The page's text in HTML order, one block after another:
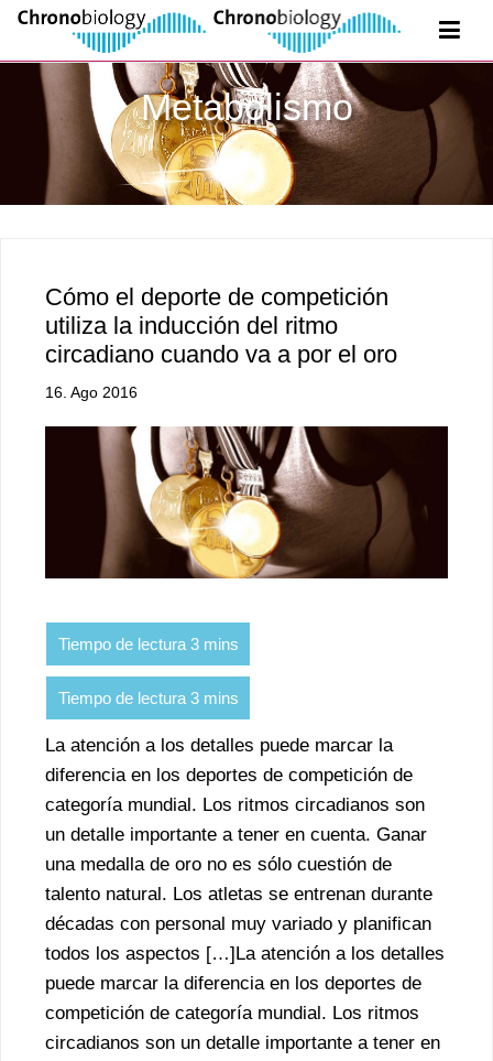
Metabolismo
Cómo el deporte de competición
utiliza la inducción del ritmo
circadiano cuando va a por el oro
16. Ago 2016
La atención a los detalles puede marcar la
diferencia en los deportes de competición de
categoría mundial. Los ritmos circadianos son
un detalle importante a tener en cuenta. Ganar
una medalla de oro no es sólo cuestión de
talento natural. Los atletas se entrenan durante
décadas con personal muy variado y planifican
todos los aspectos […]La atención a los detalles
puede marcar la diferencia en los deportes de
competición de categoría mundial. Los ritmos
circadianos son un detalle importante a tener en